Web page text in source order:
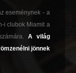
eseménynek - a
i clubok Miamit a
A világ
jönnek